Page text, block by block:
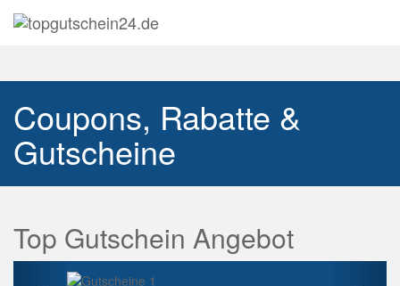
Coupons, Rabatte &
Gutscheine
Top Gutschein Angebot
Vorherige